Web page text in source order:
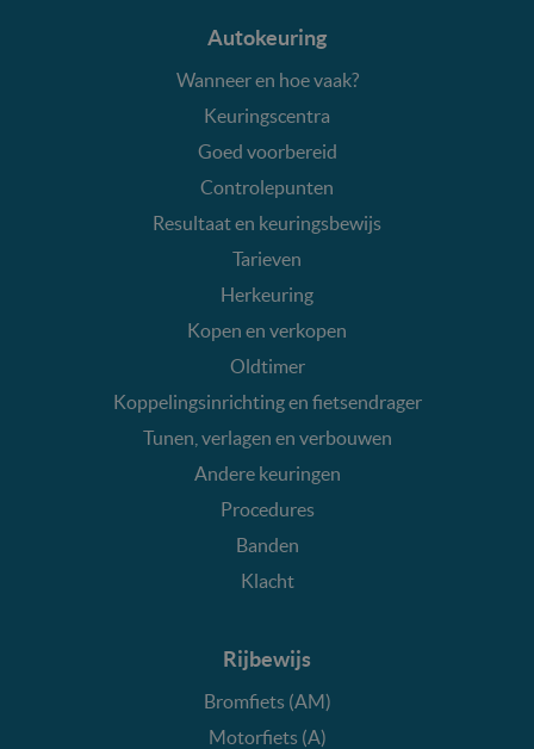
Autokeuring
Wanneer en hoe vaak?
Keuringscentra
Goed voorbereid
Controlepunten
Resultaat en keuringsbewijs
Tarieven
Herkeuring
Kopen en verkopen
Oldtimer
Koppelingsinrichting en fietsendrager
Tunen, verlagen en verbouwen
Andere keuringen
Procedures
Banden
Klacht
Rijbewijs
Bromfiets (AM)
Motorfiets (A)